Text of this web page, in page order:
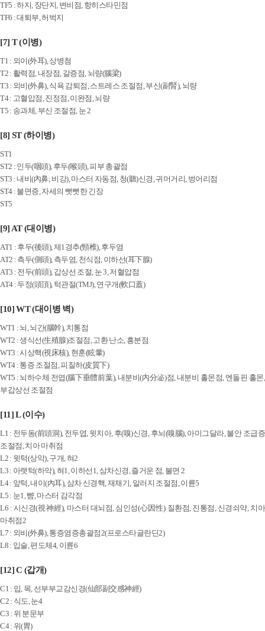
TF5 : 하지, 장단지, 변비점, 항히스타민점
TF6 : 대퇴부, 허벅지
[7] T (이병)
T1 : 외이(外耳), 상병첨
T2 : 활력점, 내장점, 갈증점, 뇌량(腦梁)
T3 : 외비(外鼻), 식욕 감퇴점, 스트레스 조절점, 부신(副腎), 뇌량
T4 : 고혈압점, 진정점, 이완점, 뇌량
T5 : 송과체, 부신 조절점, 눈 2
[8] ST (하이병)
ST1
ST2 : 인두(咽頭), 후두(喉頭), 피부 총괄점
ST3 : 내비(內鼻; 비강), 마스터 자동점, 청(聽)신경, 귀머거리, 벙어리점
ST4 : 불면증, 자세의 뻣뻣한 긴장
ST5
[9] AT (대이병)
AT1 : 후두(後頭), 제1경추(頸椎), 후두염
AT2 : 측두(側頭), 측두염, 천식점, 이하선(耳下腺)
AT3 : 전두(前頭), 갑상선 조절, 눈 3, 저혈압점
AT4 : 두정(頭頂), 턱관절(TMJ), 연구개(軟口蓋)
[10] WT (대이병 벽)
WT1 : 뇌, 뇌간(腦幹), 치통점
WT2 : 생식선(生殖腺)조절점, 고환 난소, 흥분점
WT3 : 시상핵(視床核), 현훈(眩暈)
WT4 : 통증 조절점, 피질하(皮質下)
WT5 : 뇌하수체 전엽(腦下垂體前葉), 내분비(內分泌)점, 내분비 홀몬점, 엔돌핀 홀몬,
부갑상선 조절점
[11] L (이수)
L1 : 전두동(前頭洞), 전두엽, 윗치아, 후(嗅)신경, 후뇌(嗅腦), 아미그달라, 불안 조급증
조절점, 치아 마취점
L2 : 윗턱(상악), 구개, 혀2
L3 : 아랫턱(하악), 혀1, 이하선1, 삼차신경, 즐거운 점, 불면 2
L4 : 앞턱, 내이(內耳), 삼차 신경핵, 재채기, 알러지 조절점, 이륜5
L5 : 눈1, 뺨, 마스터 감각점
L6 : 시신경(視神經), 마스터 대뇌점, 심인성(心因性) 질환점, 진통점, 신경쇠약, 치아
마취점2
L7 : 외비(外鼻), 통증염증총괄점2(프로스타글란딘2)
L8 : 입술, 편도체4, 이륜6
[12] C (갑개)
C1 : 입, 목, 선부부교감신경(仙部副交感神經)
C2 : 식도, 눈4
C3 : 위 분문부
C4 : 위(胃)